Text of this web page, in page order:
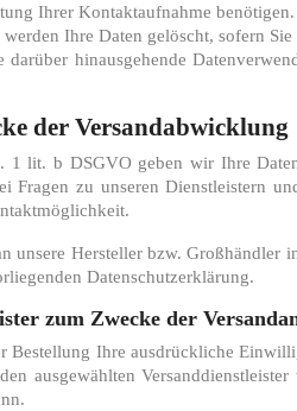
Ihrer Kontaktaufnahme
Ihre Daten gelöscht, sofern
hinausgehende
der Versandabwicklung
lit. b DSGVO geben wir Ihre
Fragen zu unseren Dienstleistern
unsere Hersteller bzw.
Datenschutzerklärung.
zum Zwecke der
Bestellung Ihre ausdrückliche
ausgewählten